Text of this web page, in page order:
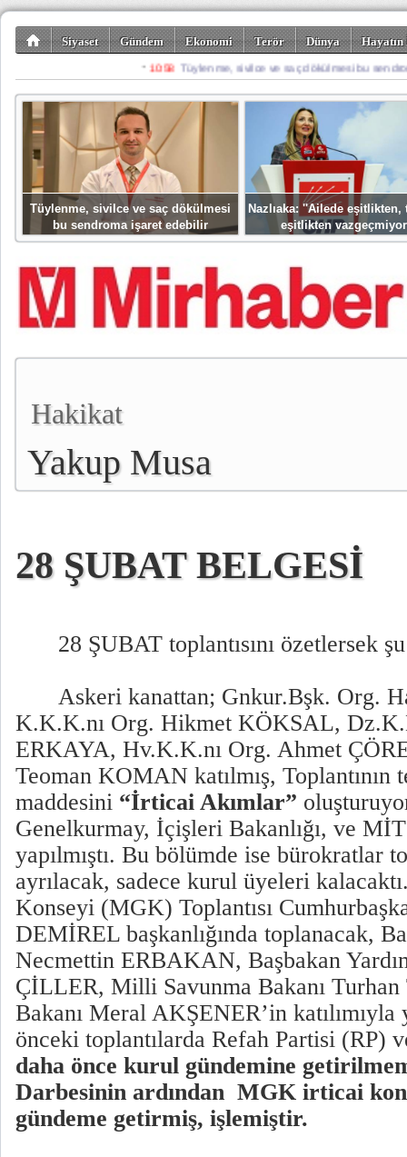
Siyaset Gündem Ekonomi Terör Dünya
Bilim-Teknoloji Gezi-Turizm Spor Misafir
Tüylenme, sivilce ve saç dökülmesi
bu sendroma işaret edebilir
Nazlıaka: ''Ailede eşitlikten,
eşitlikten
Hakikat
Yakup Musa
28 ŞUBAT BELGESİ
28 ŞUBAT toplantısını özetlersek
Askeri kanattan; Gnkur.Bşk. Org.
K.K.K.nı Org. Hikmet KÖKSAL,
ERKAYA, Hv.K.K.nı Org. Ahmet
Teoman KOMAN katılmış, Toplantının
maddesini “İrticai Akımlar”
Genelkurmay, İçişleri Bakanlığı, ve MİT
yapılmıştı. Bu bölümde ise bürokratlar
ayrılacak, sadece kurul üyeleri
Konseyi (MGK) Toplantısı
DEMİREL başkanlığında toplanacak,
Necmettin ERBAKAN, Başbakan
ÇİLLER, Milli Savunma Bakanı
Bakanı Meral AKŞENER’in katılımıyla
önceki toplantılarda Refah Partisi (RP)
daha önce kurul gündemine
Darbesinin ardından MGK irticai
gündeme getirmiş, işlemiştir.